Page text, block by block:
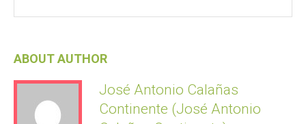
ABOUT AUTHOR
José Antonio Calañas
Continente (José Antonio